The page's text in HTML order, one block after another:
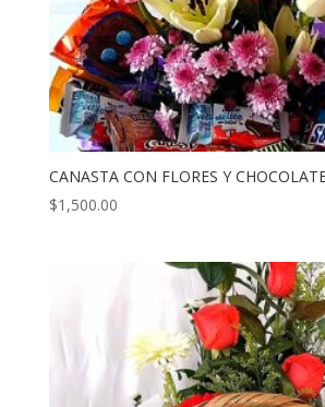
CANASTA CON FLORES Y
$1,500.00